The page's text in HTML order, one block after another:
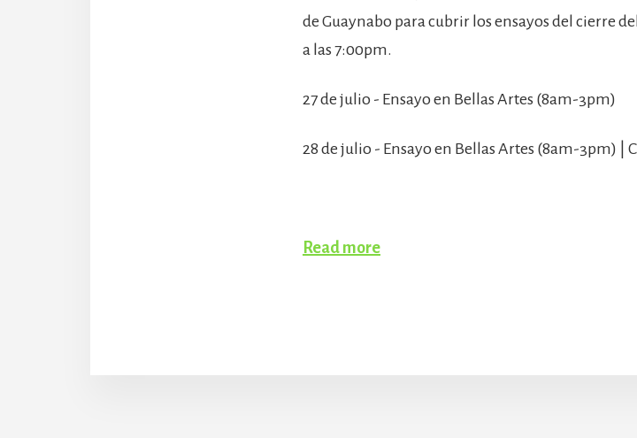
de Guaynabo para cubrir los ensayos del cierre
a las 7:00pm.
27 de julio - Ensayo en Bellas Artes (8am-3pm)
28 de julio - Ensayo en Bellas Artes (8am-3pm) |
Read more